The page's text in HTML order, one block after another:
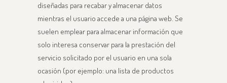
diseñadas para recabar y almacenar datos
mientras el usuario accede a una página web. Se
suelen emplear para almacenar información que
solo interesa conservar para la prestación del
servicio solicitado por el usuario en una sola
ocasión (por ejemplo: una lista de productos